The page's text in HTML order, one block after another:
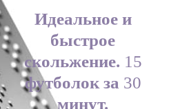
Идеальное и
быстрое
скольжение. 15
футболок за 30
минут.